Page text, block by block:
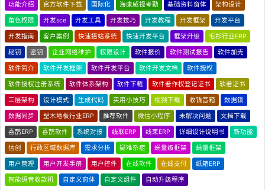
功能介绍 官方软件下载 国际化 海康威视考勤 基础资料窗体 架构设计
角色权限 开发sce 开发工具 开发技巧 开发教程 开发框架 开发平台
开发指南 客户案例 快速搭站系统 快速开发平台 框架升级 毛衫行业ERP
秘钥 密钥 企业网络维护 权限设计 软件报价 软件测试报告 软件加壳
软件简介 软件开发框架 软件开发平台 软件开发文档 软件授权
软件授权注册系统 软件体系架构 软件下载 软件著作权登记证书 软著证书
三层架构 设计模式 生成代码 实用小技巧 视频下载 收钱音箱 数据锁
数据同步 塑木地板行业ERP 推荐软件 微信小程序 未解决问题 文档下载
喜鹊ERP 喜鹊软件 系统对接 线联ERP 线束ERP 详细设计说明书 新功能
信创 行政区域数据库 需求分析 疑难杂症 蝇量级框架 蝇量框架
用户管理 用户开发手册 用户控件 在线软件 在线支付 纸箱ERP
智能语音收款机 自定义窗体 自定义组件 自动升级程序